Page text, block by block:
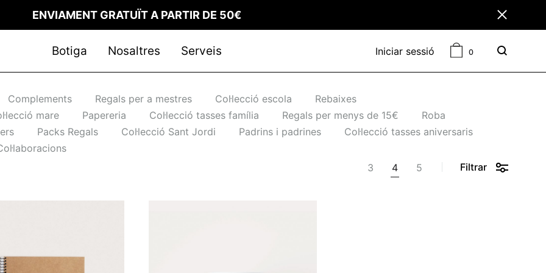
ENVIAMENT GRATUÏT A PARTIR DE 50€
Botiga Nosaltres Serveis Iniciar sessió Cistella
0 Cercar
Complements Regals per a mestres Col·lecció escola
Rebaixes
mare Papereria Col·lecció tasses família Regals per menys de 15€
Roba
Packs Regals Col·lecció Sant Jordi Padrins i padrines
Col·lecció tasses aniversaris
Filtrar
3 4 5